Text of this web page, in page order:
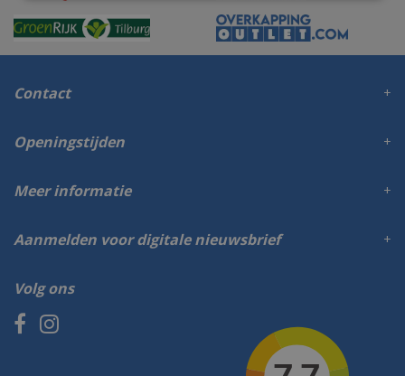
Contact
Volg ons
Openingstijden
Meer informatie
Aanmelden voor digitale nieuwsbrief